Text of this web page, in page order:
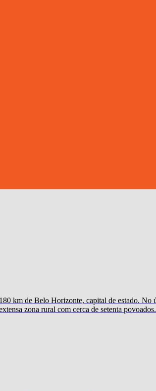
km de Belo Horizonte, capital de estado.
zona rural com cerca de setenta